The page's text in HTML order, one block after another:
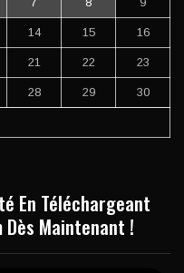
14 15 16
21 22 23
28 29 30
En Téléchargeant
Dès Maintenant !